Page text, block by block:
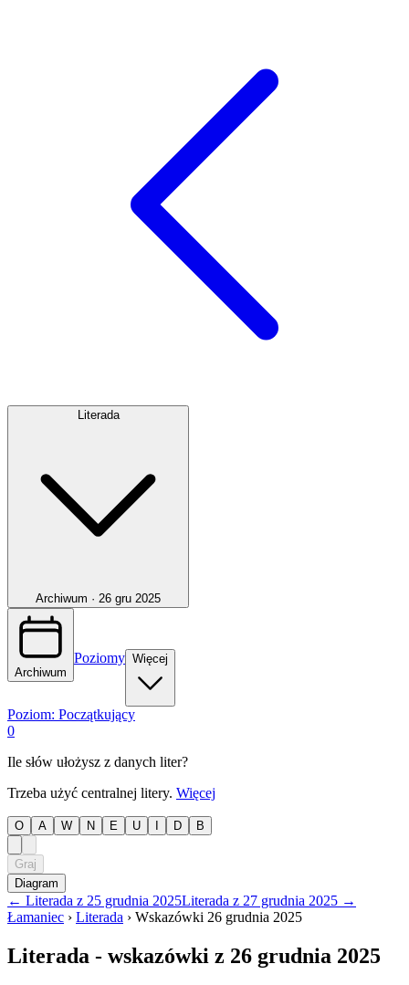
Literada
Archiwum · 26 gru 2025
Archiwum
Poziomy Więcej
Poziom: Początkujący
0
Ile słów ułożysz z danych liter?
Trzeba użyć centralnej litery. Więcej
O A W N E U D B
Graj
Diagram
← Literada z 25 grudnia 2025Literada z 27 grudnia 2025 →
Łamaniec › Literada › Wskazówki 26 grudnia 2025
Literada - wskazówki z 26 grudnia 2025